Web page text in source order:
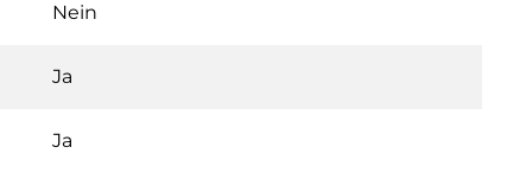
Nein
Ja
Ja